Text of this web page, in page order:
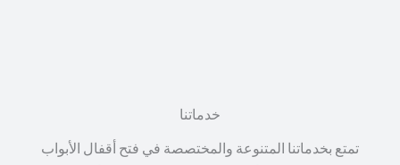
خدماتنا
تمتع بخدماتنا المتنوعة والمختصصة في فتح أقفال الأبواب